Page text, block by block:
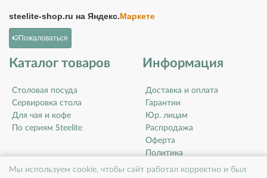
Мы используем cookie, чтобы сайт работал корректно и был
steelite-shop.ru на Яндекс.Маркете
Пожаловаться
Каталог товаров
Столовая посуда
Сервировка стола
Для чая и кофе
По сериям Steelite
Информация
Доставка и оплата
Гарантии
Юр. лицам
Распродажа
Оферта
Политика
конфиденциальности